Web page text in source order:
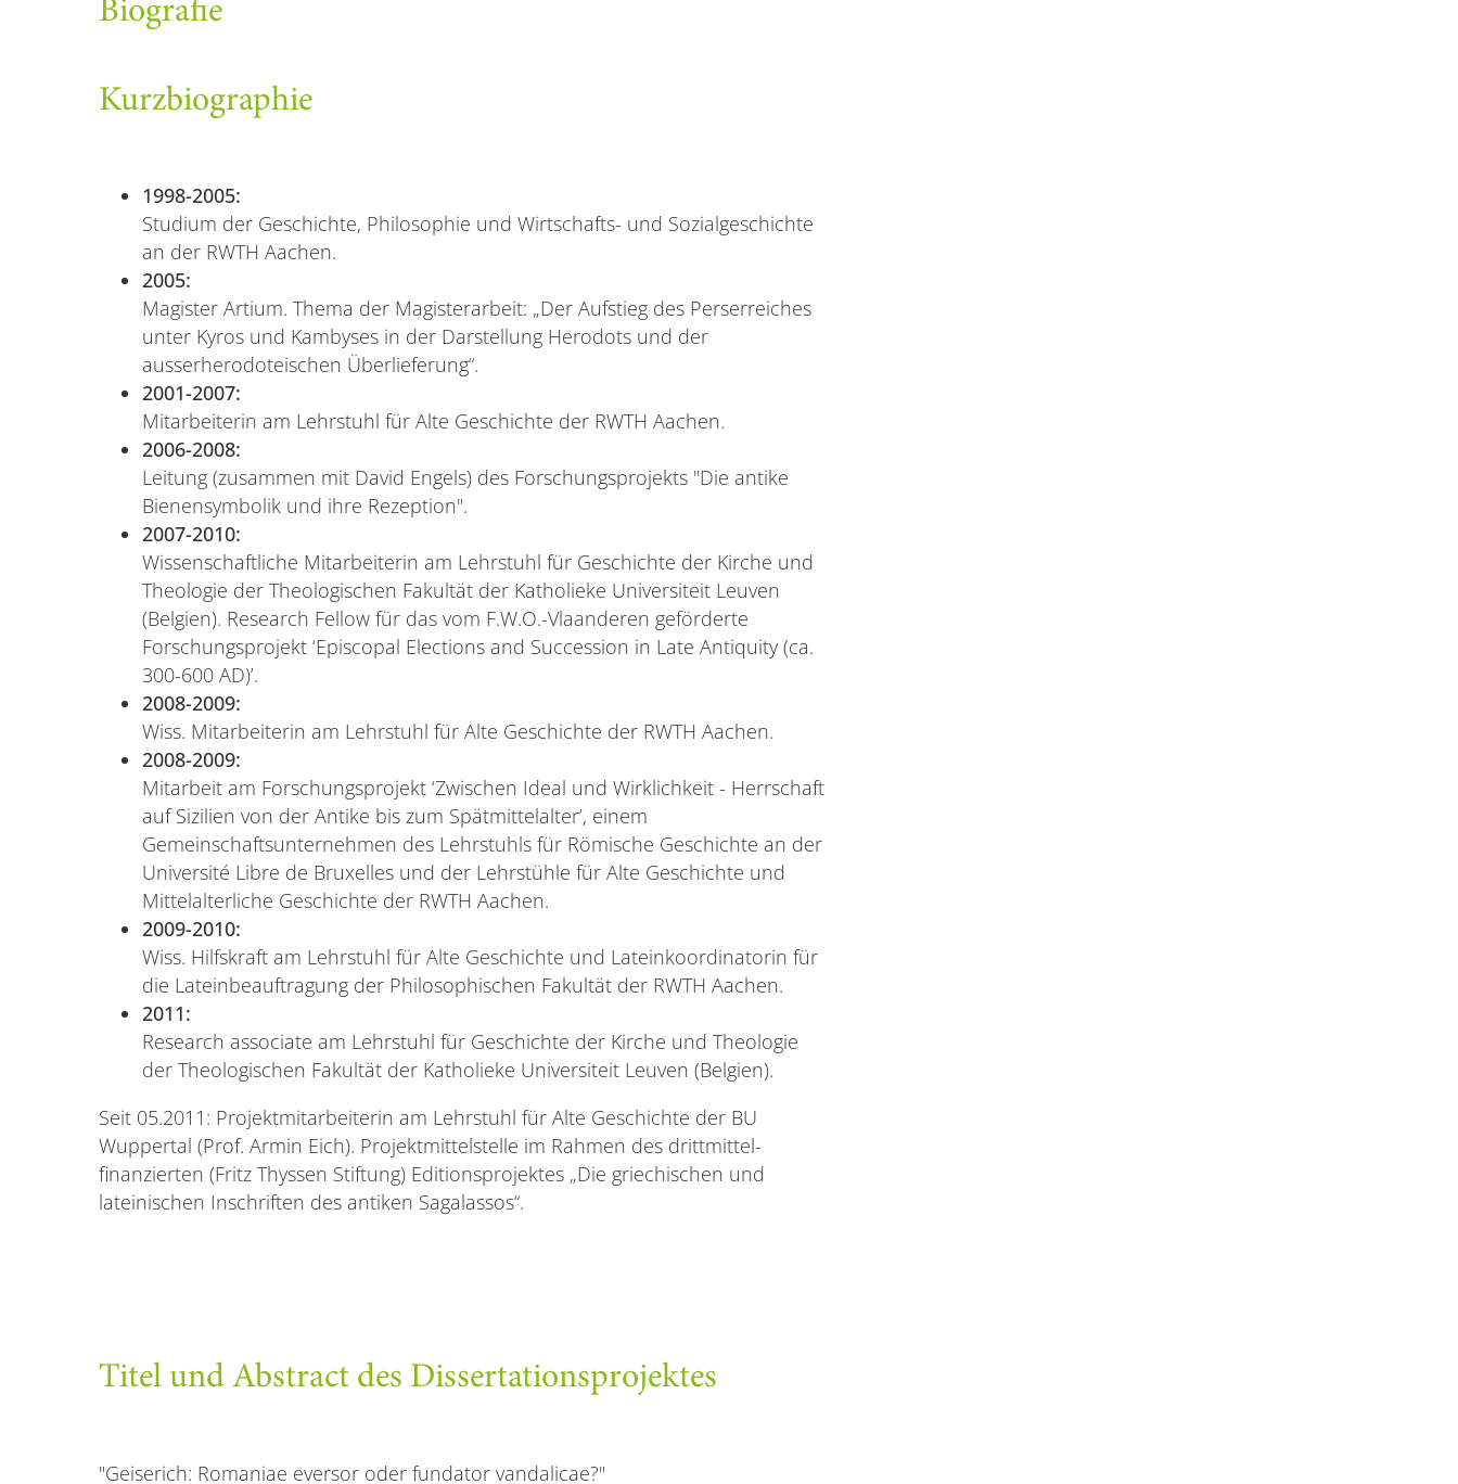
Biografie
Kurzbiographie
1998-2005:
Studium der Geschichte, Philosophie und Wirtschafts- und Sozialgeschichte
an der RWTH Aachen.
2005:
Magister Artium. Thema der Magisterarbeit: „Der Aufstieg des Perserreiches
unter Kyros und Kambyses in der Darstellung Herodots und der
ausserherodoteischen Überlieferung“.
2001-2007:
Mitarbeiterin am Lehrstuhl für Alte Geschichte der RWTH Aachen.
2006-2008:
Leitung (zusammen mit David Engels) des Forschungsprojekts "Die antike
Bienensymbolik und ihre Rezeption".
2007-2010:
Wissenschaftliche Mitarbeiterin am Lehrstuhl für Geschichte der Kirche und
Theologie der Theologischen Fakultät der Katholieke Universiteit Leuven
(Belgien). Research Fellow für das vom F.W.O.-Vlaanderen geförderte
Forschungsprojekt ‘Episcopal Elections and Succession in Late Antiquity (ca.
300-600 AD)’.
2008-2009:
Wiss. Mitarbeiterin am Lehrstuhl für Alte Geschichte der RWTH Aachen.
2008-2009:
Mitarbeit am Forschungsprojekt ‘Zwischen Ideal und Wirklichkeit - Herrschaft
auf Sizilien von der Antike bis zum Spätmittelalter’, einem
Gemeinschaftsunternehmen des Lehrstuhls für Römische Geschichte an der
Université Libre de Bruxelles und der Lehrstühle für Alte Geschichte und
Mittelalterliche Geschichte der RWTH Aachen.
2009-2010:
Wiss. Hilfskraft am Lehrstuhl für Alte Geschichte und Lateinkoordinatorin für
die Lateinbeauftragung der Philosophischen Fakultät der RWTH Aachen.
2011:
Research associate am Lehrstuhl für Geschichte der Kirche und Theologie
der Theologischen Fakultät der Katholieke Universiteit Leuven (Belgien).
Seit 05.2011: Projektmitarbeiterin am Lehrstuhl für Alte Geschichte der BU
Wuppertal (Prof. Armin Eich). Projektmittelstelle im Rahmen des drittmittel-
finanzierten (Fritz Thyssen Stiftung) Editionsprojektes „Die griechischen und
lateinischen Inschriften des antiken Sagalassos“.
Titel und Abstract des Dissertationsprojektes
"Geiserich: Romaniae eversor oder fundator vandalicae?"